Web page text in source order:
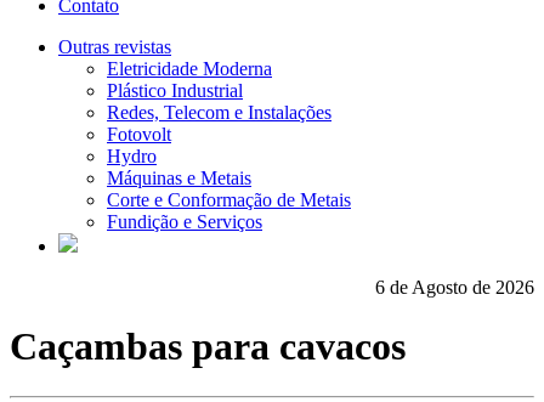
Contato
Outras revistas
Eletricidade Moderna
Plástico Industrial
Redes, Telecom e Instalações
Fotovolt
Hydro
Máquinas e Metais
Corte e Conformação de Metais
Fundição e Serviços
6 de Agosto de 2026
Caçambas para cavacos